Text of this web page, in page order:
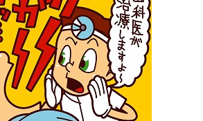
料から請求
大学院の資料請求